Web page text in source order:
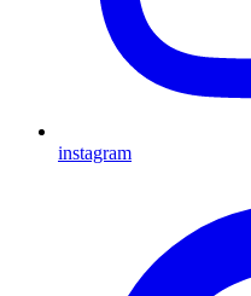
instagram